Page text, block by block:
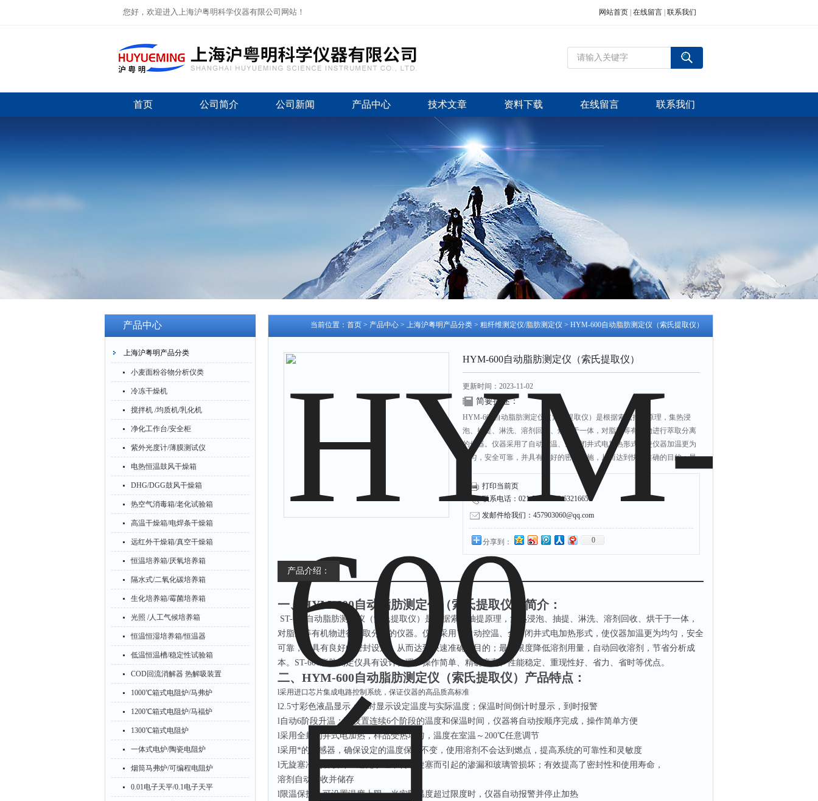
您好，欢迎进入上海沪粤明科学仪器有限公司网站！ 网站首页 在线留言 联系我们
首页 公司简介 公司新闻 产品中心 技术文章 资料下载 在线留言 联系我们
产品中心
上海沪粤明产品分类
小麦面粉谷物分析仪类
冷冻干燥机
搅拌机 /均质机/乳化机
净化工作台/安全柜
紫外光度计/薄膜测试仪
电热恒温鼓风干燥箱
DHG/DGG鼓风干燥箱
热空气消毒箱/老化试验箱
高温干燥箱/电焊条干燥箱
远红外干燥箱/真空干燥箱
恒温培养箱/厌氧培养箱
隔水式/二氧化碳培养箱
生化培养箱/霉菌培养箱
光照 /人工气候培养箱
恒温恒湿培养箱/恒温器
低温恒温槽/稳定性试验箱
COD回流消解器 热解吸装置
1000℃箱式电阻炉/马弗炉
1200℃箱式电阻炉/马福炉
1300℃箱式电阻炉
一体式电炉/陶瓷电阻炉
烟筒马弗炉/可编程电阻炉
0.01电子天平/0.1电子天平
当前位置： 首页 > 产品中心 > 上海沪粤明产品分类 > 粗纤维测定仪/脂肪测定仪 > HYM-600自动脂肪测定仪（索氏提取仪）
HYM-600自动脂肪测定仪（索氏提取仪）
更新时间：2023-11-02
简要描述：
HYM-600自动脂肪测定仪（索氏提取仪）是根据索氏抽提原理，集热浸
泡、抽提、淋洗、溶剂回收、烘干于一体，对脂肪等有机物进行萃取分离
的仪器。仪器采用了自动控温、全封闭井式电加热形式，使仪器加温更为
均匀，安全可靠，并具有良好的密封设施，从而达到快速准确的目的；最
大限度降低溶剂用量，自动回收溶剂，节省分析成本。ST-600脂肪测定仪
具有设计合理、操作简单、精确度高、性能稳定、重现性好、省力、省时
等优点
打印当前页
联系电话：021-53751203/63216650
发邮件给我们：457903060@qq.com
分享到： 0
产品介绍：
一、 HYM-600自动脂肪测定仪（索氏提取仪） 简介：
ST-600自动脂肪测定仪（索氏提取仪）是根据索氏抽提原理，集热浸泡、抽提、淋洗、溶剂回收、烘干于一体，
对脂肪等有机物进行萃取分离的仪器。仪器采用了自动控温、全封闭井式电加热形式，使仪器加温更为均匀，安全
可靠，并具有良好的密封设施，从而达到快速准确的目的；最大限度降低溶剂用量，自动回收溶剂，节省分析成
本。ST-600脂肪测定仪具有设计合理、操作简单、精确度高、性能稳定、重现性好、省力、省时等优点。
二、 HYM-600自动脂肪测定仪（索氏提取仪） 产品特点：
l采用进口芯片集成电路控制系统，保证仪器的高品质高标准
l2.5寸彩色液晶显示；同时显示设定温度与实际温度；保温时间倒计时显示，到时报警
l自动6阶段升温：可设置连续6个阶段的温度和保温时间，仪器将自动按顺序完成，操作简单方便
l采用全封闭井式电加热，样品受热均匀，温度在室温～ 200℃任意调节
l采用*的传感器，确保设定的温度保持不变，使用溶剂不会达到燃点，提高系统的可靠性和灵敏度
l无旋塞冷凝管设计：避免了经常转动旋塞而引起的渗漏和玻璃管损坏；有效提高了密封性和使用寿命，
溶剂自动回收并储存
l限温保护：可设置温度上限，当实际温度超过限度时，仪器自动报警并停止加热